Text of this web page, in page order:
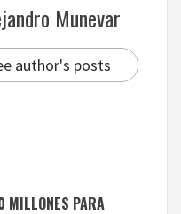
Munevar
author's posts
MILLONES PARA